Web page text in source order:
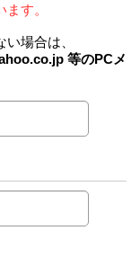
す。
場合は、
等のPCメ